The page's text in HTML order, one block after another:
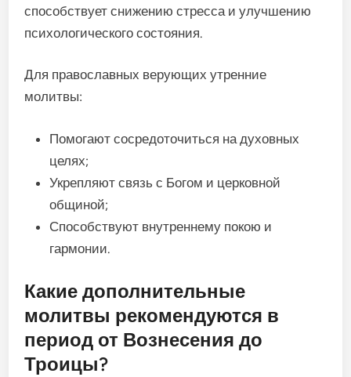
способствует снижению стресса и улучшению
психологического состояния.
Для православных верующих утренние
молитвы:
Помогают сосредоточиться на духовных
целях;
Укрепляют связь с Богом и церковной
общиной;
Способствуют внутреннему покою и
гармонии.
Какие дополнительные
молитвы рекомендуются в
период от Вознесения до
Троицы?